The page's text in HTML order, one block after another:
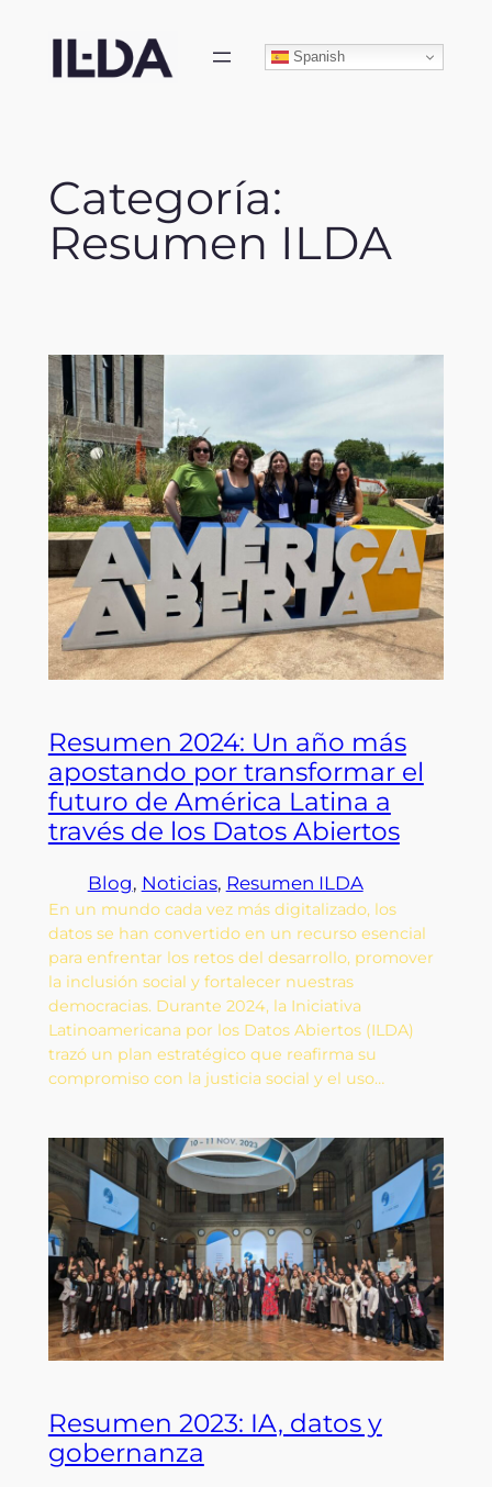
content
Spanish
Categoría:
Resumen ILDA
Resumen 2024: Un año más
apostando por transformar el
futuro de América Latina a
través de los Datos Abiertos
Blog, Noticias, Resumen ILDA
En un mundo cada vez más digitalizado, los
datos se han convertido en un recurso esencial
para enfrentar los retos del desarrollo, promover
la inclusión social y fortalecer nuestras
democracias. Durante 2024, la Iniciativa
Latinoamericana por los Datos Abiertos (ILDA)
trazó un plan estratégico que reafirma su
compromiso con la justicia social y el uso…
Resumen 2023: IA, datos y
gobernanza